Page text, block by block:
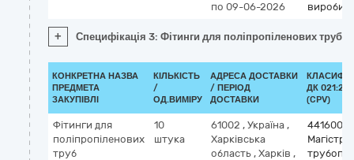
по 09-06-2026
вироби
+ Специфікація 3: Фітинги для поліпропіленових труб
КОНКРЕТНА НАЗВА
ПРЕДМЕТА
ЗАКУПІВЛІ
КІЛЬКІСТЬ
/
ОД.ВИМІРУ
АДРЕСА ДОСТАВКИ
/ ПЕРІОД
ДОСТАВКИ
ДК
(CPV)
Фітинги для
поліпропіленових
труб
10
штука
61002 , Україна ,
Харківська
область , Харків ,